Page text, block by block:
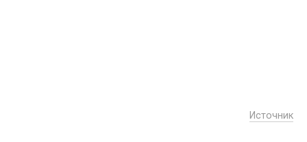
Источник